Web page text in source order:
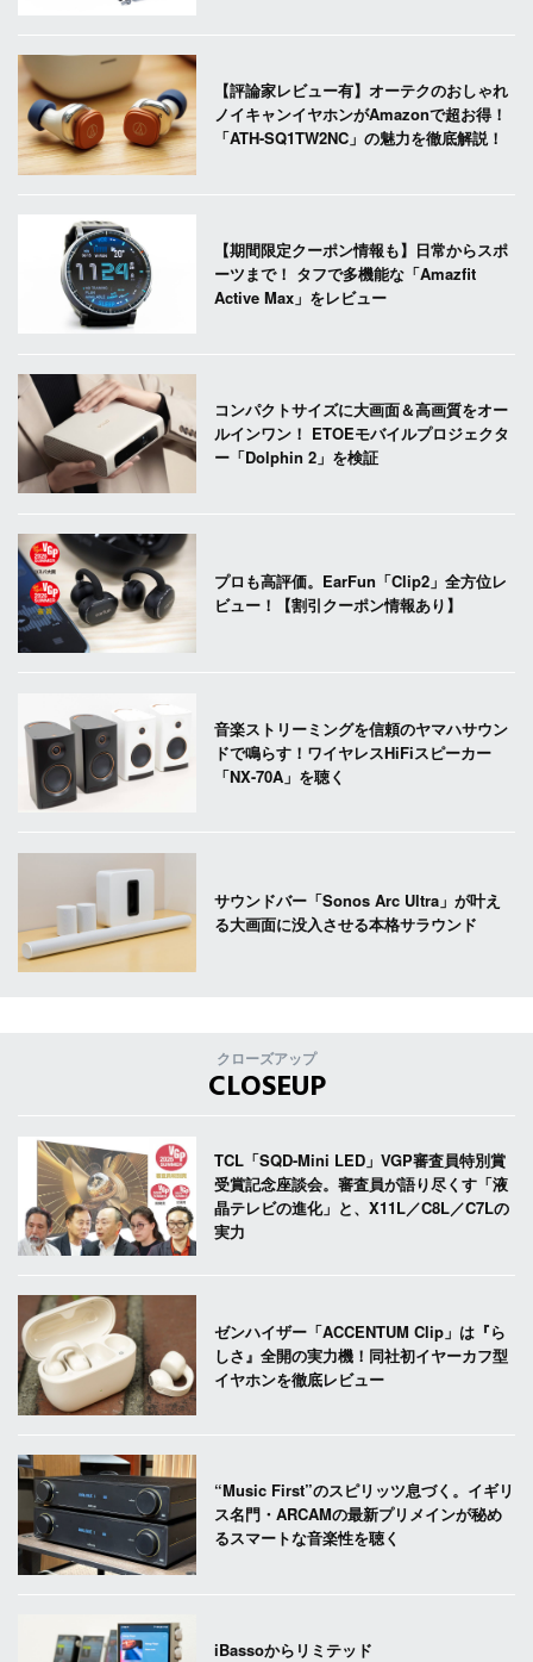
【評論家レビュー有】オーテクのおしゃれ
ノイキャンイヤホンがAmazonで超お得！
「ATH-SQ1TW2NC」の魅力を徹底解説！
【期間限定クーポン情報も】日常からスポ
ーツまで！ タフで多機能な「Amazfit
Active Max」をレビュー
コンパクトサイズに大画面＆高画質をオー
ルインワン！ ETOEモバイルプロジェクタ
ー「Dolphin 2」を検証
プロも高評価。EarFun「Clip2」全方位レ
ビュー！【割引クーポン情報あり】
音楽ストリーミングを信頼のヤマハサウン
ドで鳴らす！ワイヤレスHiFiスピーカー
「NX-70A」を聴く
サウンドバー「Sonos Arc Ultra」が叶え
る大画面に没入させる本格サラウンド
クローズアップ
CLOSEUP
TCL「SQD-Mini LED」VGP審査員特別賞
受賞記念座談会。審査員が語り尽くす「液
晶テレビの進化」と、X11L／C8L／C7Lの
実力
ゼンハイザー「ACCENTUM Clip」は『ら
しさ』全開の実力機！同社初イヤーカフ型
イヤホンを徹底レビュー
“Music First”のスピリッツ息づく。イギリ
ス名門・ARCAMの最新プリメインが秘め
るスマートな音楽性を聴く
iBassoからリミテッド